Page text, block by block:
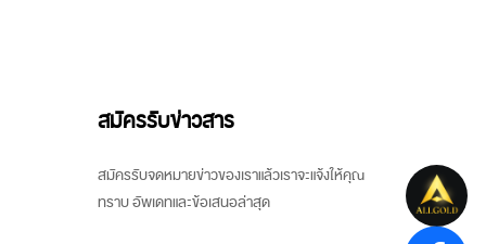
สมัครรับข่าวสาร
สมัครรับจดหมายข่าวของเราแล้วเราจะแจ้งให้คุณ
ทราบ อัพเดทและข้อเสนอล่าสุด